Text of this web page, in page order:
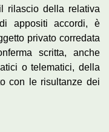
rilascio della relativa
appositi accordi, è
privato corredata
scritta, anche
o telematici, della
con le risultanze dei